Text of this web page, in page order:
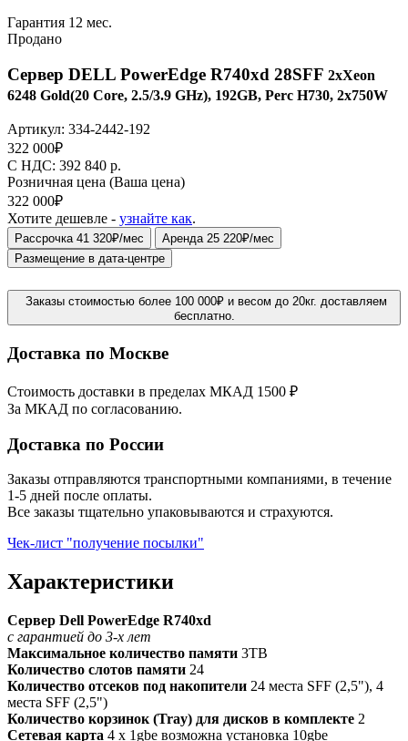
Гарантия 12 мес.
Продано
Сервер DELL PowerEdge R740xd 28SFF 2xXeon
6248 Gold(20 Core, 2.5/3.9 GHz), 192GB, Perc H730, 2x750W
Артикул: 334-2442-192
322 000₽
C НДС: 392 840 р.
Розничная цена (Ваша цена)
322 000₽
Хотите дешевле - узнайте как.
Рассрочка 41 320₽/мес
Аренда 25 220₽/мес
Размещение в дата-центре
Заказы стоимостью более 100 000₽ и весом до 20кг. доставляем
бесплатно.
Доставка по Москве
Стоимость доставки в пределах МКАД 1500 ₽
За МКАД по согласованию.
Доставка по России
Заказы отправляются транспортными компаниями, в течение
1-5 дней после оплаты.
Все заказы тщательно упаковываются и страхуются.
Чек-лист "получение посылки"
Характеристики
Сервер Dell PowerEdge R740xd
с гарантией до 3-х лет
Максимальное количество памяти 3TB
Количество слотов памяти 24
Количество отсеков под накопители 24 места SFF (2,5"), 4
места SFF (2,5")
Количество корзинок (Tray) для дисков в комплекте 2
Сетевая карта 4 x 1gbe возможна установка 10gbe